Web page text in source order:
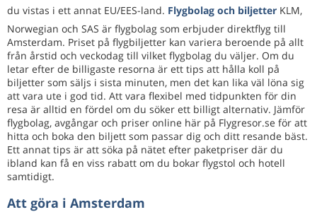
du vistas i ett annat EU/EES-land. Flygbolag och biljetter KLM,
Norwegian och SAS är flygbolag som erbjuder direktflyg till
Amsterdam. Priset på flygbiljetter kan variera beroende på allt
från årstid och veckodag till vilket flygbolag du väljer. Om du
letar efter de billigaste resorna är ett tips att hålla koll på
biljetter som säljs i sista minuten, men det kan lika väl löna sig
att vara ute i god tid. Att vara flexibel med tidpunkten för din
resa är alltid en fördel om du söker ett billigt alternativ. Jämför
flygbolag, avgångar och priser online här på Flygresor.se för att
hitta och boka den biljett som passar dig och ditt resande bäst.
Ett annat tips är att söka på nätet efter paketpriser där du
ibland kan få en viss rabatt om du bokar flygstol och hotell
samtidigt.
Att göra i Amsterdam